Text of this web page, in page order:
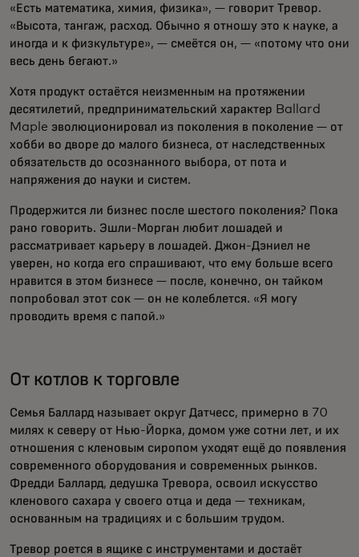
«Есть математика, химия, физика», — говорит Тревор.
«Высота, тангаж, расход. Обычно я отношу это к науке, а
иногда и к физкультуре», — смеётся он, — «потому что они
весь день бегают.»
Хотя продукт остаётся неизменным на протяжении
десятилетий, предпринимательский характер Ballard
Maple эволюционировал из поколения в поколение — от
хобби во дворе до малого бизнеса, от наследственных
обязательств до осознанного выбора, от пота и
напряжения до науки и систем.
Продержится ли бизнес после шестого поколения? Пока
рано говорить. Эшли-Морган любит лошадей и
рассматривает карьеру в лошадей. Джон-Дэниел не
уверен, но когда его спрашивают, что ему больше всего
нравится в этом бизнесе — после, конечно, он тайком
попробовал этот сок — он не колеблется. «Я могу
проводить время с папой.»
От котлов к торговле
Семья Баллард называет округ Датчесс, примерно в 70
милях к северу от Нью-Йорка, домом уже сотни лет, и их
отношения с кленовым сиропом уходят ещё до появления
современного оборудования и современных рынков.
Фредди Баллард, дедушка Тревора, освоил искусство
кленового сахара у своего отца и деда — техникам,
основанным на традициях и с большим трудом.
Тревор роется в ящике с инструментами и достаёт